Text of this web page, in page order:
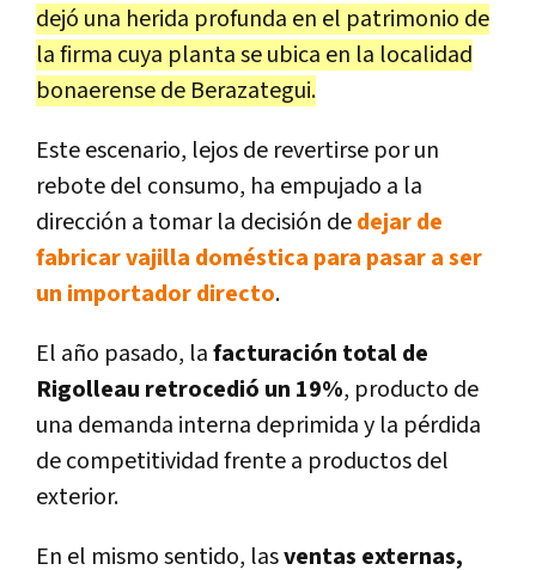
dejó una herida profunda en el patrimonio de
la firma cuya planta se ubica en la localidad
bonaerense de Berazategui.
Este escenario, lejos de revertirse por un
rebote del consumo, ha empujado a la
dirección a tomar la decisión dedejar de
fabricar vajilla doméstica para pasar a ser
un importador directo.
El año pasado, lafacturación total de
Rigolleau retrocedió un 19%, producto de
una demanda interna deprimida y la pérdida
de competitividad frente a productos del
exterior.
En el mismo sentido, lasventas externas,